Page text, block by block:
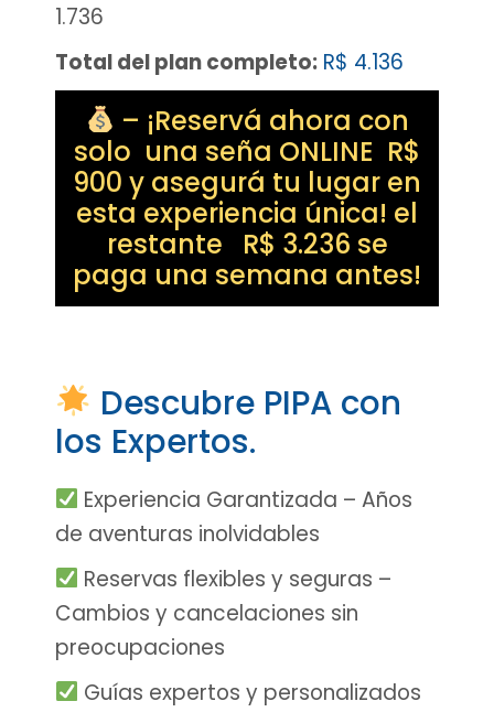
1.736
Total del plan completo: R$ 4.136
– ¡Reservá ahora con
solo una seña ONLINE R$
900 y asegurá tu lugar en
esta experiencia única! el
restante R$ 3.236 se
paga una semana antes!
Descubre PIPA con
los Expertos.
Experiencia Garantizada – Años
de aventuras inolvidables
Reservas flexibles y seguras –
Cambios y cancelaciones sin
preocupaciones
Guías expertos y personalizados